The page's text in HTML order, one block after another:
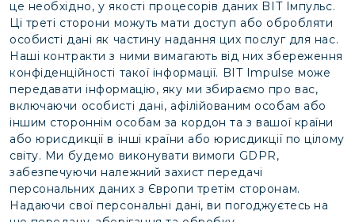
це необхідно, у якості процесорів даних BIT Імпульс.
Ці треті сторони можуть мати доступ або обробляти
особисті дані як частину надання цих послуг для нас.
Наші контракти з ними вимагають від них збереження
конфіденційності такої інформації. BIT Impulse може
передавати інформацію, яку ми збираємо про вас,
включаючи особисті дані, афілійованим особам або
іншим стороннім особам за кордон та з вашої країни
або юрисдикції в інші країни або юрисдикції по цілому
світу. Ми будемо виконувати вимоги GDPR,
забезпечуючи належний захист передачі
персональних даних з Європи третім сторонам.
Надаючи свої персональні дані, ви погоджуєтесь на